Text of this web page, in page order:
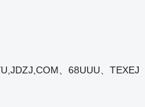
、68UUU、TEXEJ